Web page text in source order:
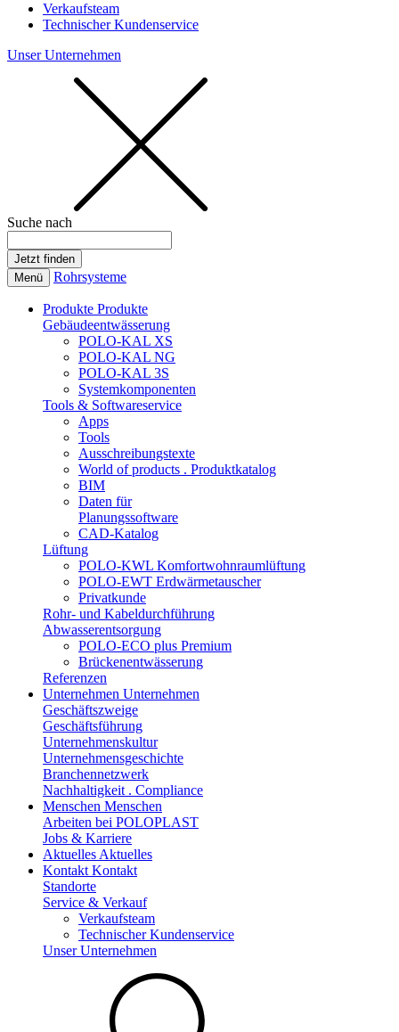
Verkaufsteam
Technischer Kundenservice
Unser Unternehmen
Suche nach
Menü Rohrsysteme
Produkte Produkte
Gebäudeentwässerung
POLO-KAL XS
POLO-KAL NG
POLO-KAL 3S
Systemkomponenten
Tools & Softwareservice
Apps
Tools
Ausschreibungstexte
World of products . Produktkatalog
BIM
Daten für
Planungssoftware
CAD-Katalog
Lüftung
POLO-KWL Komfortwohnraumlüftung
POLO-EWT Erdwärmetauscher
Privatkunde
Rohr- und Kabeldurchführung
Abwasserentsorgung
POLO-ECO plus Premium
Brückenentwässerung
Referenzen
Unternehmen Unternehmen
Geschäftszweige
Geschäftsführung
Unternehmenskultur
Unternehmensgeschichte
Branchennetzwerk
Nachhaltigkeit . Compliance
Menschen Menschen
Arbeiten bei POLOPLAST
Jobs & Karriere
Aktuelles Aktuelles
Kontakt Kontakt
Standorte
Service & Verkauf
Verkaufsteam
Technischer Kundenservice
Unser Unternehmen